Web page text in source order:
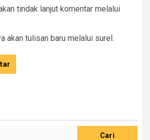
tindak lanjut komentar melalui
akan tulisan baru melalui surel.
Cari